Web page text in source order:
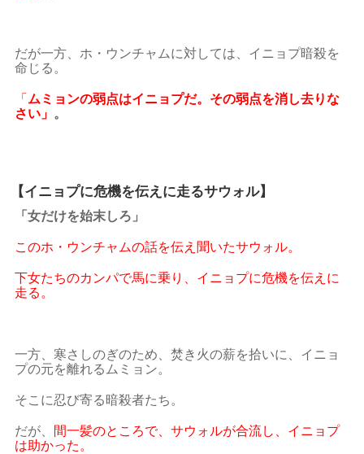
だが一方、ホ・ウンチャムに対しては、イニョプ暗殺を
命じる。
「 ムミョンの弱点はイニョプだ。その弱点を消し去りな
さい」 。
【イニョプに危機を伝えに走るサウォル】
「女だけを始末しろ」
このホ・ウンチャムの話を伝え聞いたサウォル。
下女たちのカンパで馬に乗り、イニョプに危機を伝えに
走る。
一方、寒さしのぎのため、焚き火の薪を拾いに、イニョ
プの元を離れるムミョン。
そこに忍び寄る暗殺者たち。
だが、 間一髪のところで、サウォルが合流し、イニョプ
は助かった。